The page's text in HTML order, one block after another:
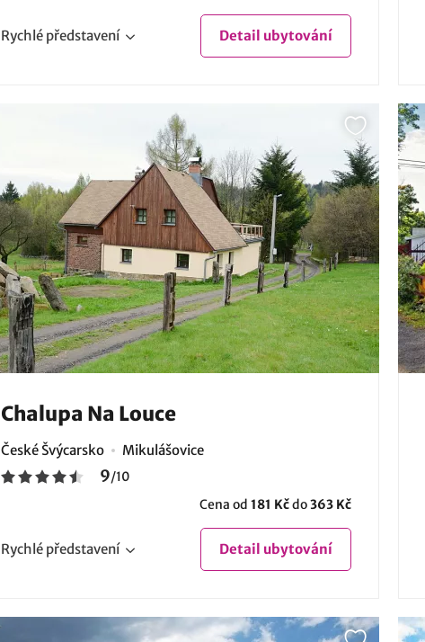
Rychlé představení Detail ubytování
Chalupa Na Louce
České Švýcarsko Mikulášovice
9/10
Cena od 181 Kčdo363 Kč
Rychlé představení Detail ubytování